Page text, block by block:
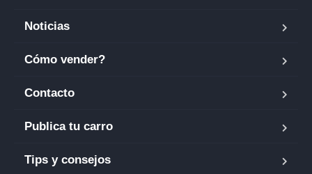
Noticias
Cómo vender?
Contacto
Publica tu carro
Tips y consejos